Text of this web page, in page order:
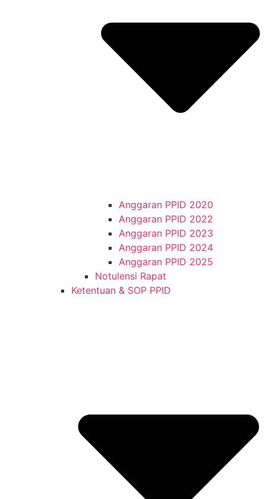
Anggaran PPID 2020
Anggaran PPID 2022
Anggaran PPID 2023
Anggaran PPID 2024
Anggaran PPID 2025
Notulensi Rapat
Ketentuan & SOP PPID